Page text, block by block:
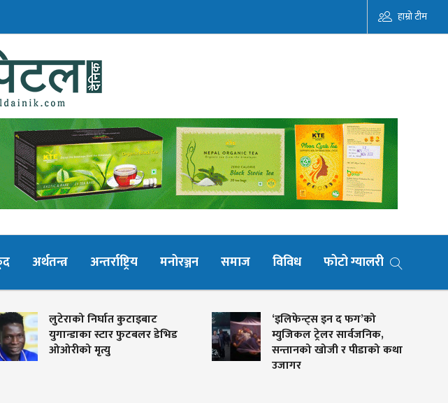
हाम्रो टीम
अर्थतन्त्र अन्तर्राष्ट्रिय मनोरञ्जन समाज विविध फोटो ग्यालरी
लुटेराको निर्घात कुटाइबाट
युगान्डाका स्टार फुटबलर डेभिड
ओओरीको मृत्यु
‘इलिफेन्ट्स इन द फग’को
म्युजिकल ट्रेलर सार्वजनिक,
सन्तानको खोजी र पीडाको कथा
उजागर